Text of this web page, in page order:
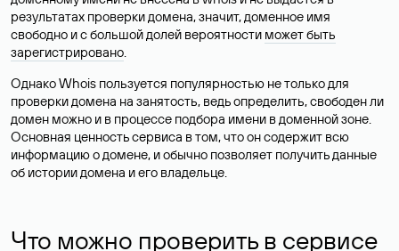
результатах проверки домена, значит, доменное имя
свободно и с большой долей вероятности может быть
зарегистрировано.
Однако Whois пользуется популярностью не только для
проверки домена на занятость, ведь определить, свободен ли
домен можно и в процессе подбора имени в доменной зоне.
Основная ценность сервиса в том, что он содержит всю
информацию о домене, и обычно позволяет получить данные
об истории домена и его владельце.
Что можно проверить в сервисе